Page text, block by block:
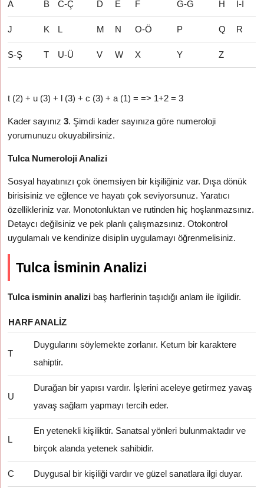
A B C-Ç D E F G-Ğ H İ-I
J K L M N O-Ö P Q R
S-Ş T U-Ü V W X Y Z
t (2) + u (3) + l (3) + c (3) + a (1) = => 1+2 = 3
Kader sayınız3. Şimdi kader sayınıza göre numeroloji
yorumunuzu okuyabilirsiniz.
Tulca Numeroloji Analizi
Sosyal hayatınızı çok önemsiyen bir kişiliğiniz var. Dışa dönük
birisisiniz ve eğlence ve hayatı çok seviyorsunuz. Yaratıcı
özellikleriniz var. Monotonluktan ve rutinden hiç hoşlanmazsınız.
Detaycı değilsiniz ve pek planlı çalışmazsınız. Otokontrol
uygulamalı ve kendinize disiplin uygulamayı öğrenmelisiniz.
Tulca İsminin Analizi
Tulca isminin analizi baş harflerinin taşıdığı anlam ile ilgilidir.
HARFANALIZ
T
Duygularını söylemekte zorlanır. Ketum bir karaktere
sahiptir.
U
Durağan bir yapısı vardır. İşlerini aceleye getirmez yavaş
yavaş sağlam yapmayı tercih eder.
L
En yetenekli kişiliktir. Sanatsal yönleri bulunmaktadır ve
birçok alanda yetenek sahibidir.
C Duygusal bir kişiliği vardır ve güzel sanatlara ilgi duyar.